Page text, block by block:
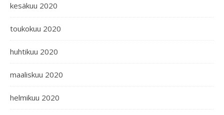
kesäkuu 2020
toukokuu 2020
huhtikuu 2020
maaliskuu 2020
helmikuu 2020